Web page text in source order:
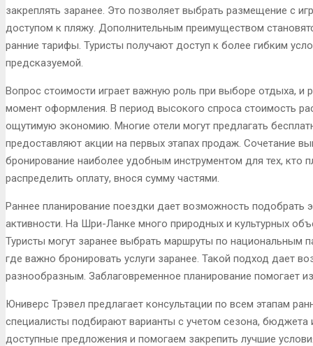
закреплять заранее. Это позволяет выбрать размещение с
доступом к пляжу. Дополнительным преимуществом
ранние тарифы. Туристы получают доступ к более гибким
предсказуемой.
Вопрос стоимости играет важную роль при выборе отдыха, и
момент оформления. В период высокого спроса стоимость
ощутимую экономию. Многие отели могут предлагать
предоставляют акции на первых этапах продаж. Сочетание
бронирование наиболее удобным инструментом для тех, кто
распределить оплату, внося сумму частями.
Раннее планирование поездки дает возможность подобрать
активности. На Шри-Ланке много природных и культурных
Туристы могут заранее выбрать маршруты по национальным
где важно бронировать услуги заранее. Такой подход дает
разнообразным. Заблаговременное планирование помогает
Юниверс Трэвел предлагает консультации по всем этапам
специалисты подбирают варианты с учетом сезона, бюджета
доступные предложения и помогаем закрепить лучшие